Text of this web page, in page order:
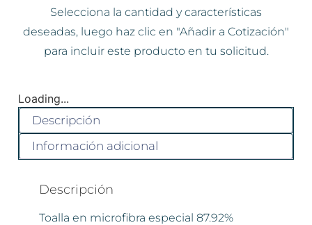
Selecciona la cantidad y características
deseadas, luego haz clic en "Añadir a Cotización"
para incluir este producto en tu solicitud.
Loading...
Descripción
Información adicional
Descripción
Toalla en microfibra especial 87.92%